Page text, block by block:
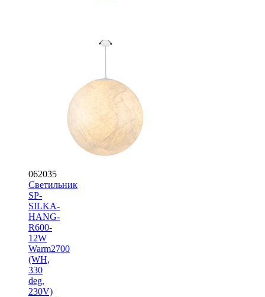
062035
Светильник
SP-
SILKA-
HANG-
R600-
12W
Warm2700
(WH,
330
deg,
230V)